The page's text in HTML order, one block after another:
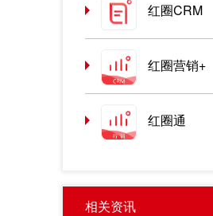
红圈CRM
红圈营销+
红圈通
相关资讯